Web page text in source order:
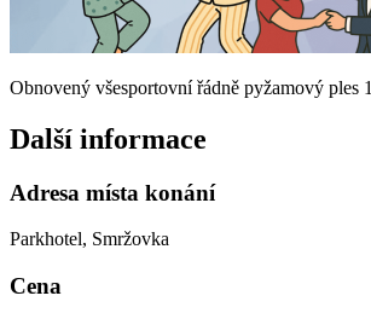
Obnovený všesportovní řádně pyžamový ples 1
Další informace
Adresa místa konání
Parkhotel, Smržovka
Cena